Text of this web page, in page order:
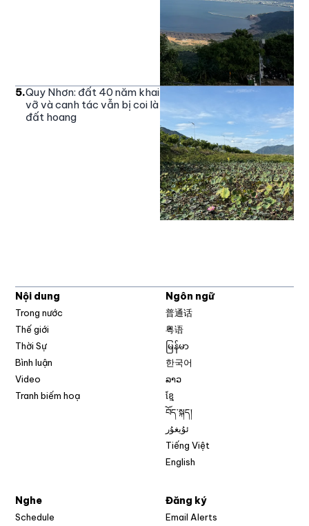
5.Quy Nhơn: đất 40 năm khai
vỡ và canh tác vẫn bị coi là
đất hoang
Nội dung
Trong nước
Thế giới
Thời Sự
Bình luận
Video
Tranh biếm hoạ
Ngôn ngữ
普通话
粤语
မြန်မာ
한국어
ລາວ
ខ្មែ
བོད་སྐད།
ئۇيغۇر
Tiếng Việt
English
Nghe
Schedule
Đăng ký
Email Alerts